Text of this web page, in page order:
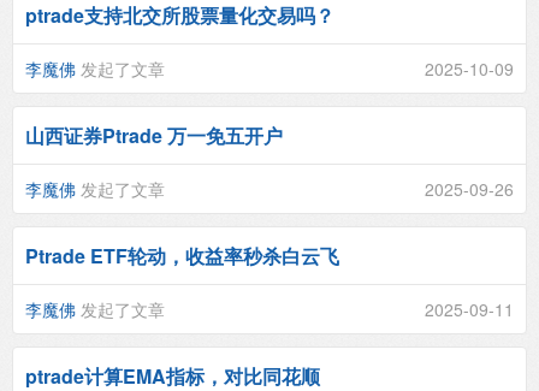
ptrade支持北交所股票量化交易吗？
李魔佛 发起了文章 2025-10-09
山西证券Ptrade 万一免五开户
李魔佛 发起了文章 2025-09-26
Ptrade ETF轮动，收益率秒杀白云飞
李魔佛 发起了文章 2025-09-11
ptrade计算EMA指标，对比同花顺